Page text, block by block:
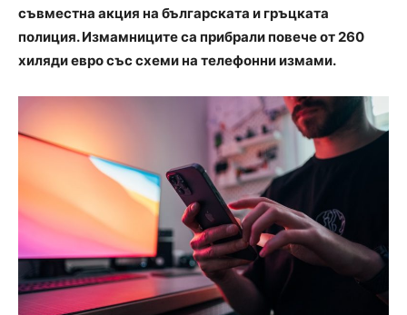
съвместна акция на българската и гръцката
полиция. Измамниците са прибрали повече от 260
хиляди евро със схеми на телефонни измами.